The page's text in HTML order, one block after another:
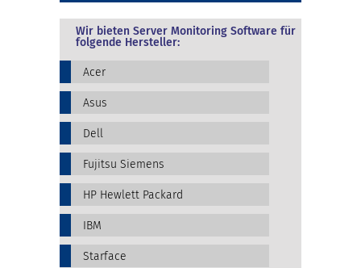
Wir bieten Server Monitoring Software für
folgende Hersteller:
Acer
Asus
Dell
Fujitsu Siemens
HP Hewlett Packard
IBM
Starface